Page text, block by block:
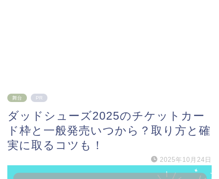
舞台 PR
ダッドシューズ2025のチケットカー
ド枠と一般発売いつから？取り方と確
実に取るコツも！
2025年10月24日